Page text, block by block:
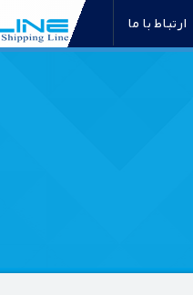
ارتباط با ما